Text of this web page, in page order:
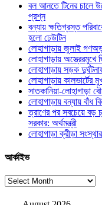
বল আনতে টিনের চালে
প্রশ্ন
বন্যায় ক্ষতিগ্রস্ত
হলো ঢেউটিন
লোহাগাড়ায় জুলাই
লোহাগাড়ায় অস্ত্রেরমুখে
লোহাগাড়ায় সড়ক
লোহাগাড়ায় কালভার্টের
সাতকানিয়া-লোহাগাড়া
লোহাগাড়ায় বন্যায় বাঁধ
ত্রাণের পর সবচেয়ে বড়
সরকার: অর্থমন্ত্রী
লোহাগাড়া ক্রীড়া
আর্কাইভ
আর্কাইভ